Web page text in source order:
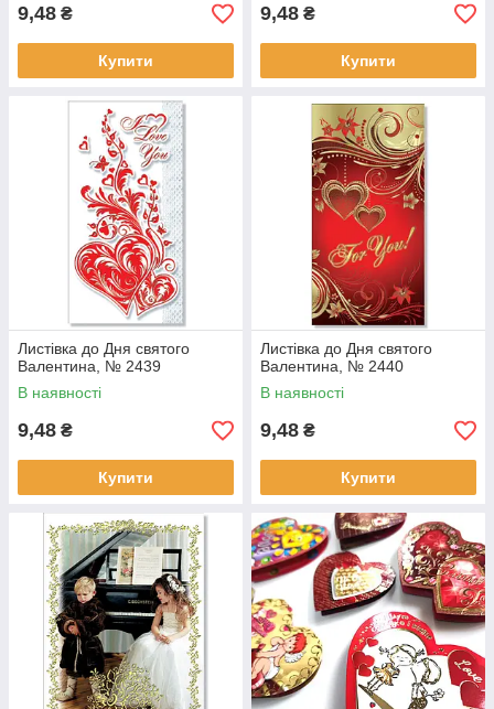
9,48 ₴
Купити
9,48 ₴
Купити
Листівка до Дня святого
Валентина, № 2439
В наявності
9,48 ₴
Купити
Листівка до Дня святого
Валентина, № 2440
В наявності
9,48 ₴
Купити